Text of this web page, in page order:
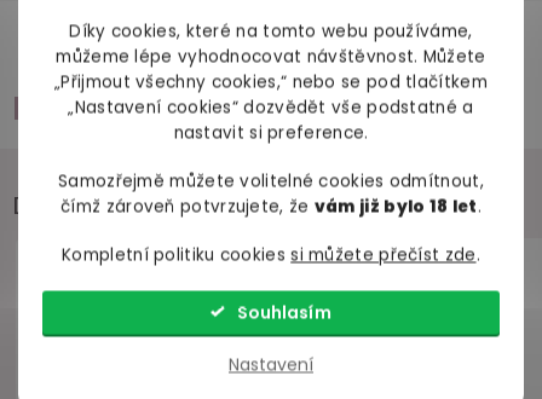
Díky cookies, které na tomto webu používáme,
můžeme lépe vyhodnocovat návštěvnost. Můžete
„Přijmout všechny cookies,“ nebo se pod tlačítkem
„Nastavení cookies“ dozvědět vše podstatné a
nastavit si preference.
Samozřejmě můžete volitelné cookies odmítnout,
čímž zároveň potvrzujete, že vám již bylo 18 let.
Kompletní politiku cookiessi můžete přečíst zde.
Nastavení
Souhlasím
Příslušenství
Doporučujeme přikoupit